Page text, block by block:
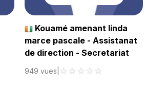
Kouamé amenant linda
marce pascale - Assistanat
de direction - Secretariat
949 vues ☆ ☆ ☆ ☆ ☆